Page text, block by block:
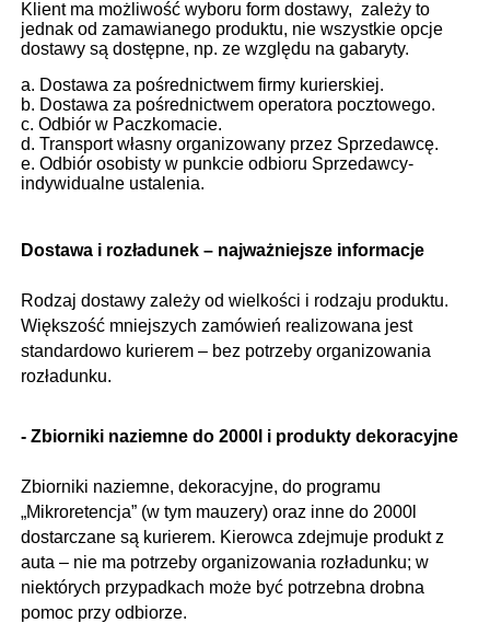
Klient ma możliwość wyboru form dostawy, zależy to
jednak od zamawianego produktu, nie wszystkie opcje
dostawy są dostępne, np. ze względu na gabaryty.
a. Dostawa za pośrednictwem firmy kurierskiej.
b. Dostawa za pośrednictwem operatora pocztowego.
c. Odbiór w Paczkomacie.
d. Transport własny organizowany przez Sprzedawcę.
e. Odbiór osobisty w punkcie odbioru Sprzedawcy-
indywidualne ustalenia.
Dostawa i rozładunek – najważniejsze informacje
Rodzaj dostawy zależy od wielkości i rodzaju produktu.
Większość mniejszych zamówień realizowana jest
standardowo kurierem – bez potrzeby organizowania
rozładunku.
- Zbiorniki naziemne do 2000l i produkty dekoracyjne
Zbiorniki naziemne, dekoracyjne, do programu
„Mikroretencja” (w tym mauzery) oraz inne do 2000l
dostarczane są kurierem. Kierowca zdejmuje produkt z
auta – nie ma potrzeby organizowania rozładunku; w
niektórych przypadkach może być potrzebna drobna
pomoc przy odbiorze.